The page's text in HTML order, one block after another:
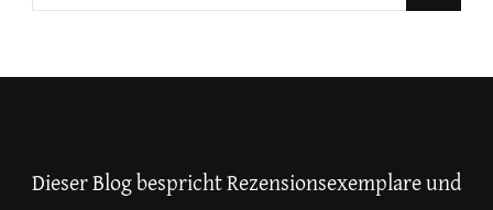
du
Dieser Blog bespricht Rezensionsexemplare und